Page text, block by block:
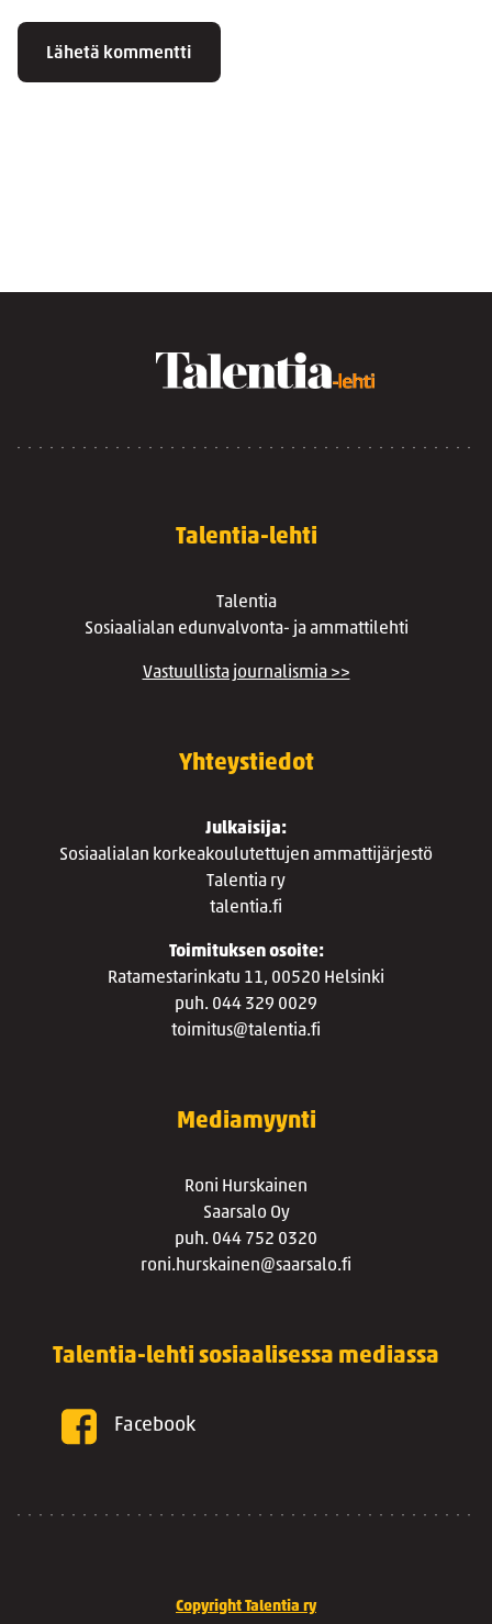
Talentia-lehti
Talentia
Sosiaalialan edunvalvonta- ja ammattilehti
Vastuullista journalismia >>
Yhteystiedot
Julkaisija:
Sosiaalialan korkeakoulutettujen ammattijärjestö
Talentia ry
talentia.fi
Toimituksen osoite:
Ratamestarinkatu 11, 00520 Helsinki
puh. 044 329 0029
toimitus@talentia.fi
Mediamyynti
Roni Hurskainen
Saarsalo Oy
puh. 044 752 0320
roni.hurskainen@saarsalo.fi
Talentia-lehti sosiaalisessa mediassa
Facebook
Copyright Talentia ry